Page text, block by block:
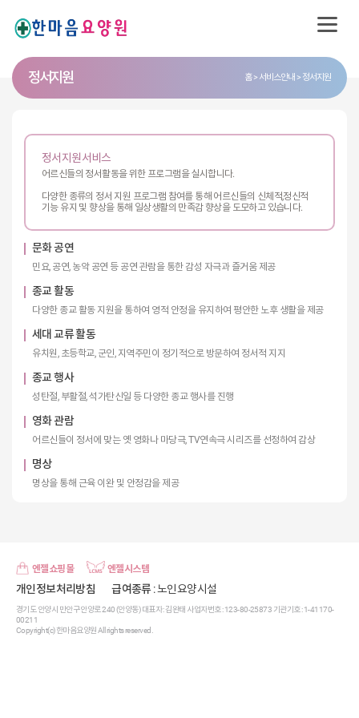
정서지원 홈 서비스안내 정서지원
정서지원서비스
어르신들의 정서활동을 위한 프로그램을 실시합니다.
다양한 종류의 정서 지원 프로그램 참여를 통해 어르신들의 신체적,정신적
기능 유지 및 향상을 통해 일상생활의 만족감 향상을 도모하고 있습니다.
문화 공연
민요, 공연, 농악 공연 등 공연 관람을 통한 감성 자극과 즐거움 제공
종교 활동
다양한 종교 활동 지원을 통하여 영적 안정을 유지하여 평안한 노후 생활을 제공
세대 교류 활동
유치원, 초등학교, 군인, 지역주민이 정기적으로 방문하여 정서적 지지
종교 행사
성탄절, 부활절, 석가탄신일 등 다양한 종교 행사를 진행
영화 관람
어르신들이 정서에 맞는 옛 영화나 마당극, TV연속극 시리즈를 선정하여 감상
명상
명상을 통해 근육 이완 및 안정감을 제공
엔젤쇼핑몰 엔젤시스템
개인정보처리방침 급여종류: 노인요양시설
경기도 안양시 만안구 안양로 240 (안양동) 대표자 : 김완태 사업자번호 : 123-80-25873 기관기호 : 1-41170-
00211
Copyright(c) 한마음요양원 All rights reserved.